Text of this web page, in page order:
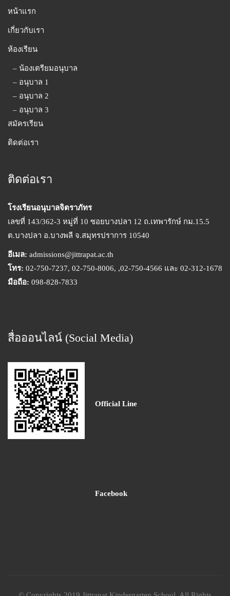
หน้าแรก
เกี่ยวกับเรา
ห้องเรียน
– น้องเตรียมอนุบาล
– อนุบาล 1
– อนุบาล 2
– อนุบาล 3
สมัครเรียน
ติดต่อเรา
ติดต่อเรา
โรงเรียนอนุบาลจิตราภัทร
เลขที่ 143/362-3 หมู่ที่ 10 ซอยบางปลา 12 ถ.เทพารักษ์ กม.15.5
ต.บางปลา อ.บางพลี จ.สมุทรปราการ 10540
อีเมล: admissions@jittrapat.ac.th
โทร: 02-750-7237, 02-750-8006, ,02-750-4566 และ 02-312-1678
มือถือ: 098-828-7833
สื่อออนไลน์ (Social Media)
Official Line
Facebook